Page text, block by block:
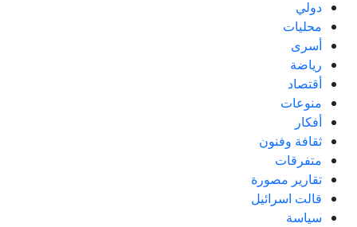
دولي
محليات
أسرى
رياضة
أقتصاد
منوعات
أفكار
ثقافة وفنون
متفرقات
تقارير مصورة
قالت اسرائيل
سياسة